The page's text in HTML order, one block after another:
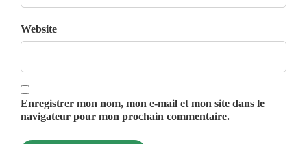
Website
Enregistrer mon nom, mon e-mail et mon site dans le
navigateur pour mon prochain commentaire.